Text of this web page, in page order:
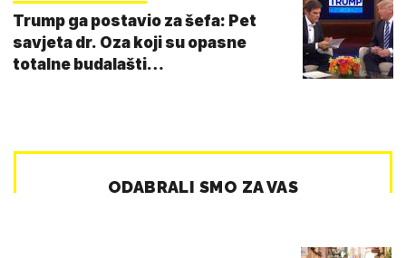
Trump ga postavio za šefa: Pet
savjeta dr. Oza koji su opasne
totalne budalašti…